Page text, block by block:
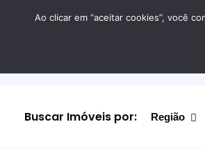
Buscar Imóveis por: Região
Ao clicar em “aceitar cookies”, você